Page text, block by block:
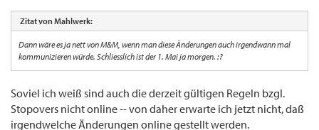
Zitat von Mahlwerk:
Dann wäre es ja nett von M&M, wenn man diese Änderungen auch irgendwann mal
kommunizieren würde. Schliesslich ist der 1. Mai ja morgen. :?
Soviel ich weiß sind auch die derzeit gültigen Regeln bzgl.
Stopovers nicht online -- von daher erwarte ich jetzt nicht, daß
irgendwelche Änderungen online gestellt werden.